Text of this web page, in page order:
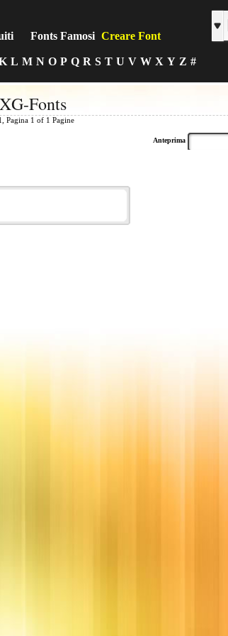
Fonts Famosi Creare Font
L M N O P Q R S T U V W X Y Z #
Fonts
, Pagina 1 of 1 Pagine
Anteprima